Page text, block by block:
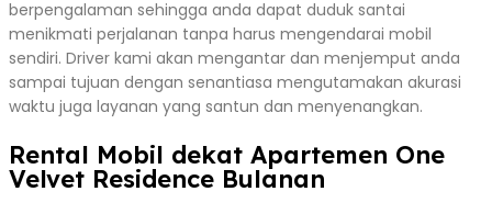
berpengalaman sehingga anda dapat duduk santai
menikmati perjalanan tanpa harus mengendarai mobil
sendiri. Driver kami akan mengantar dan menjemput anda
sampai tujuan dengan senantiasa mengutamakan akurasi
waktu juga layanan yang santun dan menyenangkan.
Rental Mobil dekat Apartemen One
Velvet Residence Bulanan